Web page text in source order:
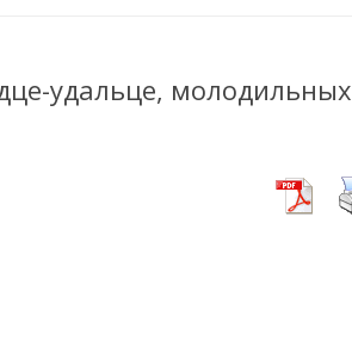
удальце, молодильных